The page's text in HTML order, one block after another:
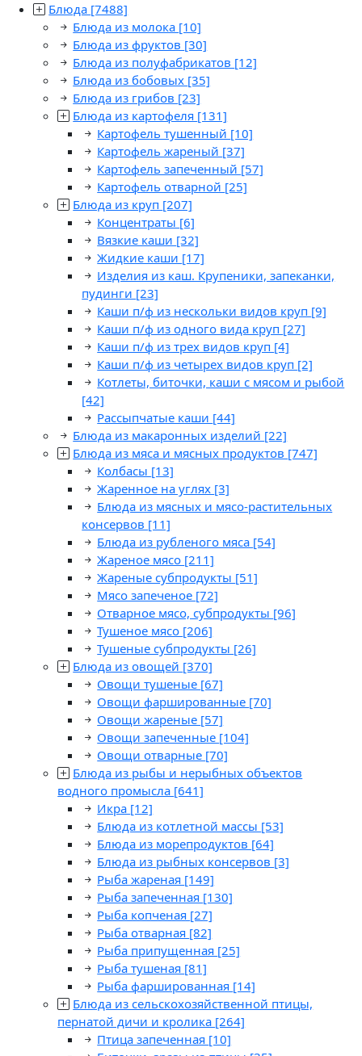
Блюда [7488]
Блюда из молока [10]
Блюда из фруктов [30]
Блюда из полуфабрикатов [12]
Блюда из бобовых [35]
Блюда из грибов [23]
Блюда из картофеля [131]
Картофель тушенный [10]
Картофель жареный [37]
Картофель запеченный [57]
Картофель отварной [25]
Блюда из круп [207]
Концентраты [6]
Вязкие каши [32]
Жидкие каши [17]
Изделия из каш. Крупеники, запеканки,
пудинги [23]
Каши п/ф из нескольки видов круп [9]
Каши п/ф из одного вида круп [27]
Каши п/ф из трех видов круп [4]
Каши п/ф из четырех видов круп [2]
Котлеты, биточки, каши с мясом и рыбой
[42]
Рассыпчатые каши [44]
Блюда из макаронных изделий [22]
Блюда из мяса и мясных продуктов [747]
Колбасы [13]
Жаренное на углях [3]
Блюда из мясных и мясо-растительных
консервов [11]
Блюда из рубленого мяса [54]
Жареное мясо [211]
Жареные субпродукты [51]
Мясо запеченое [72]
Отварное мясо, субпродукты [96]
Тушеное мясо [206]
Тушеные субпродукты [26]
Блюда из овощей [370]
Овощи тушеные [67]
Овощи фаршированные [70]
Овощи жареные [57]
Овощи запеченные [104]
Овощи отварные [70]
Блюда из рыбы и нерыбных объектов
водного промысла [641]
Икра [12]
Блюда из котлетной массы [53]
Блюда из морепродуктов [64]
Блюда из рыбных консервов [3]
Рыба жареная [149]
Рыба запеченная [130]
Рыба копченая [27]
Рыба отварная [82]
Рыба припущенная [25]
Рыба тушеная [81]
Рыба фаршированная [14]
Блюда из сельскохозяйственной птицы,
пернатой дичи и кролика [264]
Птица запеченная [10]